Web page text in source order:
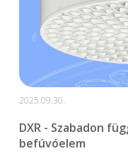
2025.09.30.
DXR - Szabadon
befúvóelem